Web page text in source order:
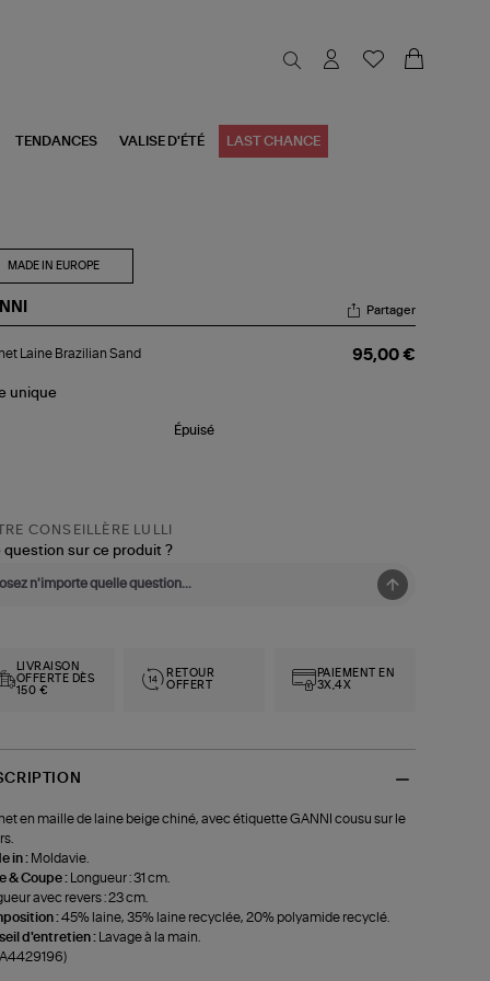
TENDANCES VALISE D'ÉTÉ LAST CHANCE
MADE IN EUROPE
Partager
Laine Brazilian Sand 95,00 €
unique
Épuisé
CONSEILLÈRE LULLI
question sur ce produit ?
LIVRAISON
OFFERTE DÈS
150 €
RETOUR
OFFERT
PAIEMENT EN
3X,4X
en maille de laine beige chiné, avec étiquette GANNI cousu sur le
in : Moldavie.
& Coupe :
Longueur : 31 cm.
avec revers : 23 cm.
:45% laine, 35% laine recyclée, 20% polyamide recyclé.
d'entretien :
Lavage à la main.